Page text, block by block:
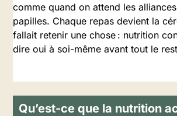
comme quand on attend les
papilles. Chaque repas devient la
fallait retenir une chose : nutrition
dire oui à soi-même avant tout le
Qu’est-ce que la nutrition